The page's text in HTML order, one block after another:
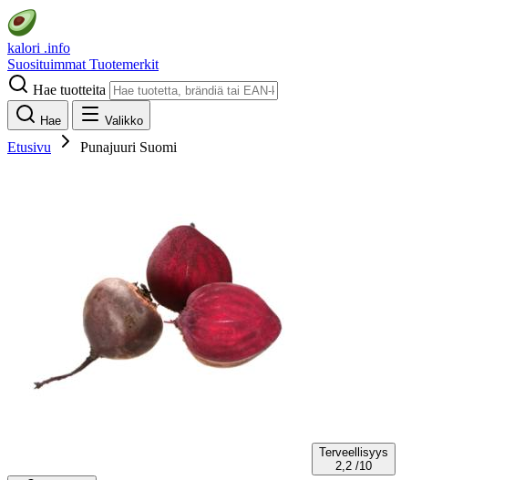
kalori .info
Suosituimmat Tuotemerkit
Hae tuotteita
Hae Valikko
Etusivu Punajuuri Suomi
Terveellisyys
2,2 /10